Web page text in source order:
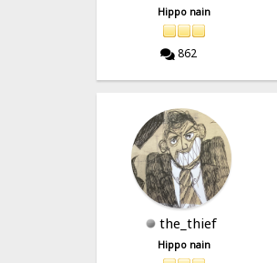
Hippo nain
862
the_thief
Hippo nain